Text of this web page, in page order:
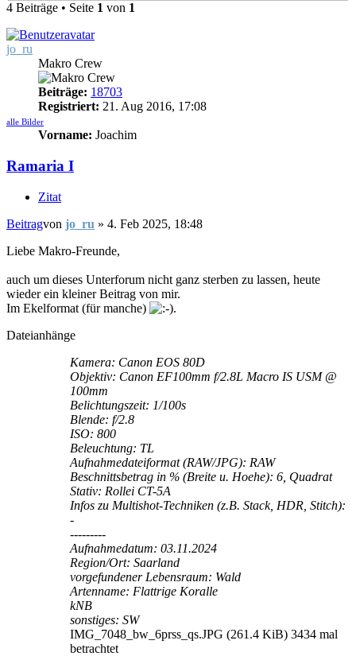
4 Beiträge • Seite 1 von 1
jo_ru
Makro Crew
Beiträge: 18703
Registriert: 21. Aug 2016, 17:08
alle Bilder
Vorname: Joachim
Ramaria I
Zitat
Beitragvon jo_ru » 4. Feb 2025, 18:48
Liebe Makro-Freunde,
auch um dieses Unterforum nicht ganz sterben zu lassen, heute
wieder ein kleiner Beitrag von mir.
Im Ekelformat (für manche)
.
Dateianhänge
Kamera: Canon EOS 80D
Objektiv: Canon EF100mm f/2.8L Macro IS USM @
100mm
Belichtungszeit: 1/100s
Blende: f/2.8
ISO: 800
Beleuchtung: TL
Aufnahmedateiformat (RAW/JPG): RAW
Beschnittsbetrag in % (Breite u. Hoehe): 6, Quadrat
Stativ: Rollei CT-5A
Infos zu Multishot-Techniken (z.B. Stack, HDR, Stitch):
-
---------
Aufnahmedatum: 03.11.2024
Region/Ort: Saarland
vorgefundener Lebensraum: Wald
Artenname: Flattrige Koralle
kNB
sonstiges: SW
IMG_7048_bw_6prss_qs.JPG (261.4 KiB) 3434 mal
betrachtet